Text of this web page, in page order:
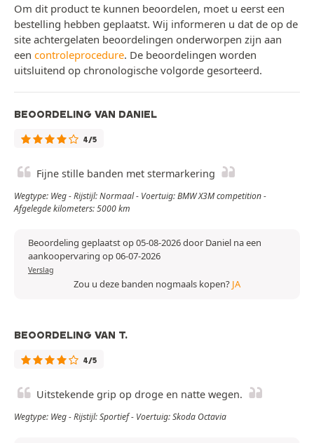
Om dit product te kunnen beoordelen, moet u eerst een
bestelling hebben geplaatst. Wij informeren u dat de op de
site achtergelaten beoordelingen onderworpen zijn aan
een controleprocedure. De beoordelingen worden
uitsluitend op chronologische volgorde gesorteerd.
BEOORDELING VAN DANIEL
4/5
Fijne stille banden met stermarkering
Wegtype: Weg - Rijstijl: Normaal - Voertuig: BMW X3M competition -
Afgelegde kilometers: 5000 km
Beoordeling geplaatst op 05-08-2026 door Daniel na een
aankoopervaring op 06-07-2026
Verslag
Zou u deze banden nogmaals kopen? JA
BEOORDELING VAN T.
4/5
Uitstekende grip op droge en natte wegen.
Wegtype: Weg - Rijstijl: Sportief - Voertuig: Skoda Octavia